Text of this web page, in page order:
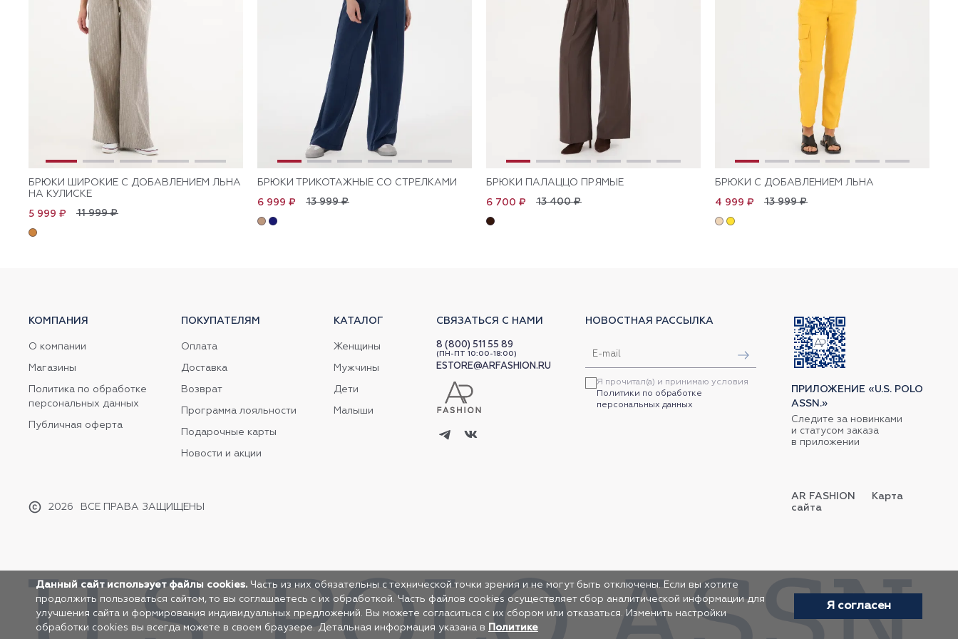
БРЮКИ ШИРОКИЕ С ДОБАВЛЕНИЕМ ЛЬНА
НА КУЛИСКЕ
11 999 ₽
5 999 ₽
БРЮКИ ТРИКОТАЖНЫЕ СО СТРЕЛКАМИ
13 999 ₽
6 999 ₽
БРЮКИ ПАЛАЦЦО ПРЯМЫЕ
13 400 ₽
6 700 ₽
БРЮКИ С ДОБАВЛЕНИЕМ ЛЬНА
13 999 ₽
4 999 ₽
КОМПАНИЯ
О компании
Магазины
Политика по обработке
персональных данных
Публичная оферта
2026 ВСЕ ПРАВА ЗАЩИЩЕНЫ
ПОКУПАТЕЛЯМ
Оплата
Доставка
Возврат
Программа лояльности
Подарочные карты
Новости и акции
КАТАЛОГ
Женщины
Мужчины
Дети
Малыши
СВЯЗАТЬСЯ С НАМИ
8 (800) 511 55 89
(ПН-ПТ 10:00-18:00)
ESTORE@ARFASHION.RU
НОВОСТНАЯ РАССЫЛКА
Я прочитал(а) и принимаю условия
Политики по обработке
персональных данных
ПРИЛОЖЕНИЕ «U.S. POLO
ASSN.»
Следите за новинками
и статусом заказа
в приложении
AR FASHION
Карта
сайта
Данный сайт использует файлы cookies. Часть из них обязательны с технической точки зрения и не могут быть отключены. Если вы хотите
продолжить пользоваться сайтом, то вы соглашаетесь с их обработкой. Часть файлов cookies осуществляет сбор аналитической информации для
улучшения сайта и формирования индивидуальных предложений. Вы можете согласиться с их сбором или отказаться. Изменить настройки
обработки cookies вы всегда можете в своем браузере. Детальная информация указана в Политике
Я согласен